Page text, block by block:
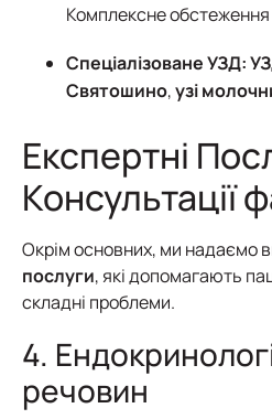
Комплексне
Спеціалізоване УЗД:
Святошино,узі
Експертні
Консультації
Окрім основних, ми надаємо
послуги, які допомагають
складні проблеми.
4.
речовин